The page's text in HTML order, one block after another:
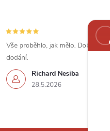
Richard Nesiba
28.5.2026
Vše proběhlo, jak mělo. Dobrá
dodání.